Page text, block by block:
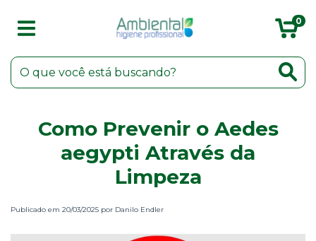
0
Como Prevenir o Aedes
aegypti Através da
Limpeza
Publicado em 20/03/2025 por Danilo Endler